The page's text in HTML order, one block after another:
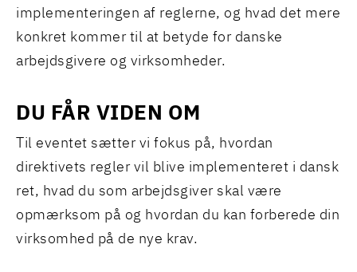
implementeringen af reglerne, og hvad det mere
konkret kommer til at betyde for danske
arbejdsgivere og virksomheder.
DU FÅR VIDEN OM
Til eventet sætter vi fokus på, hvordan
direktivets regler vil blive implementeret i dansk
ret, hvad du som arbejdsgiver skal være
opmærksom på og hvordan du kan forberede din
virksomhed på de nye krav.